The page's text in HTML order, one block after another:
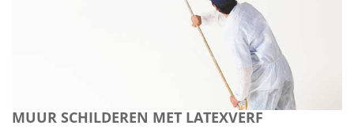
MUUR SCHILDEREN MET LATEXVERF